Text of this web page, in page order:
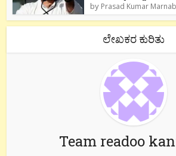
by Prasad Kumar
ಲೇಖಕರ ಕುರಿತು
Team readoo